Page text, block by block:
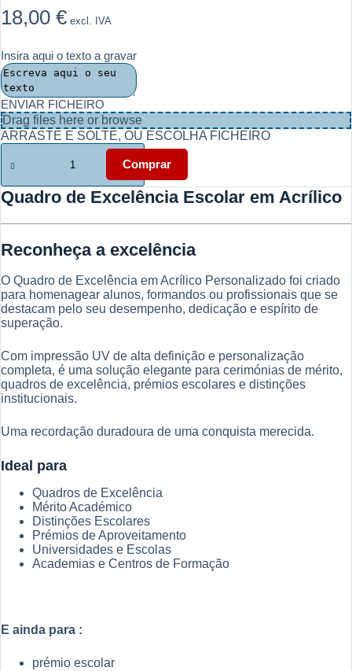
18,00 € excl. IVA
Insira aqui o texto a gravar
ENVIAR FICHEIRO
Drag files here or browse
ARRASTE E SOLTE, OU ESCOLHA FICHEIRO
Quantidade
de
de
Excelência
Comprar
Quadro de Excelência Escolar em Acrílico
Reconheça a excelência
O Quadro de Excelência em Acrílico Personalizado foi criado
para homenagear alunos, formandos ou profissionais que se
destacam pelo seu desempenho, dedicação e espírito de
superação.
Com impressão UV de alta definição e personalização
completa, é uma solução elegante para cerimónias de mérito,
quadros de excelência, prémios escolares e distinções
institucionais.
Uma recordação duradoura de uma conquista merecida.
Ideal para
Quadros de Excelência
Mérito Académico
Distinções Escolares
Prémios de Aproveitamento
Universidades e Escolas
Academias e Centros de Formação
E ainda para :
prémio escolar